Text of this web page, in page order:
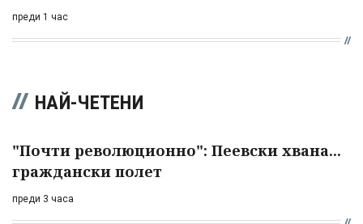
преди 1 час
НАЙ-ЧЕТЕНИ
"Почти революционно": Пеевски хвана...
граждански полет
преди 3 часа